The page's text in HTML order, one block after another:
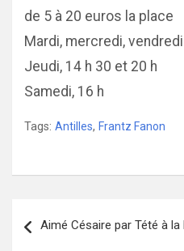
de 5 à 20 euros la place
Mardi, mercredi,
Jeudi, 14 h 30 et 20 h
Samedi, 16 h
Tags: Antilles, Frantz Fanon
de
Aimé Césaire par Tété à